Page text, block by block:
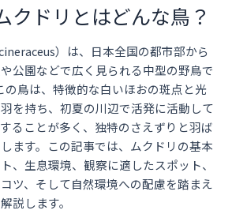
クドリとはどんな鳥？
）は、日本全国の都市部から
公園などで広く見られる中型の野鳥で
の鳥は、特徴的な白いほおの斑点と光
を持ち、初夏の川辺で活発に活動して
ることが多く、独特のさえずりと羽ば
ます。この記事では、ムクドリの基本
、生息環境、観察に適したスポット、
ツ、そして自然環境への配慮を踏まえ
説します。